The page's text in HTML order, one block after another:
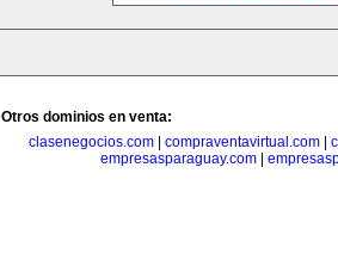
Otros dominios en venta:
clasenegocios.com| compraventavirtual.com|
empresasparaguay.com|